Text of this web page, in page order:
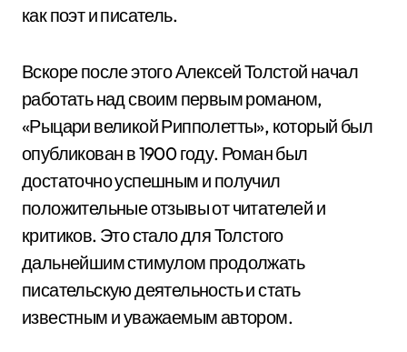
как поэт и писатель.
Вскоре после этого Алексей Толстой начал
работать над своим первым романом,
«Рыцари великой Рипполетты», который был
опубликован в 1900 году. Роман был
достаточно успешным и получил
положительные отзывы от читателей и
критиков. Это стало для Толстого
дальнейшим стимулом продолжать
писательскую деятельность и стать
известным и уважаемым автором.